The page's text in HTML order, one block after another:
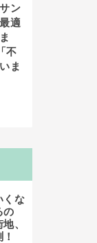
ン
適
不
ま
くな
の
、